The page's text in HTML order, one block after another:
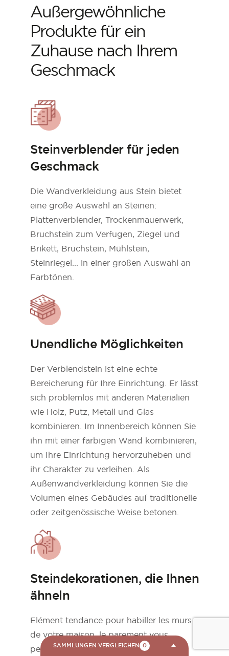
SAMMLUNGEN VERGLEICHEN 0
Außergewöhnliche
Produkte für ein
Zuhause nach Ihrem
Geschmack
Steinverblender für jeden
Geschmack
Die Wandverkleidung aus Stein bietet
eine große Auswahl an Steinen:
Plattenverblender, Trockenmauerwerk,
Bruchstein zum Verfugen, Ziegel und
Brikett, Bruchstein, Mühlstein,
Steinriegel... in einer großen Auswahl an
Farbtönen.
Unendliche Möglichkeiten
Der Verblendstein ist eine echte
Bereicherung für Ihre Einrichtung. Er lässt
sich problemlos mit anderen Materialien
wie Holz, Putz, Metall und Glas
kombinieren. Im Innenbereich können Sie
ihn mit einer farbigen Wand kombinieren,
um Ihre Einrichtung hervorzuheben und
ihr Charakter zu verleihen. Als
Außenwandverkleidung können Sie die
Volumen eines Gebäudes auf traditionelle
oder zeitgenössische Weise betonen.
Steindekorationen, die Ihnen
ähneln
Elément tendance pour habiller les murs
de votre maison, le parement vous
permet de laisser libre-court à votre